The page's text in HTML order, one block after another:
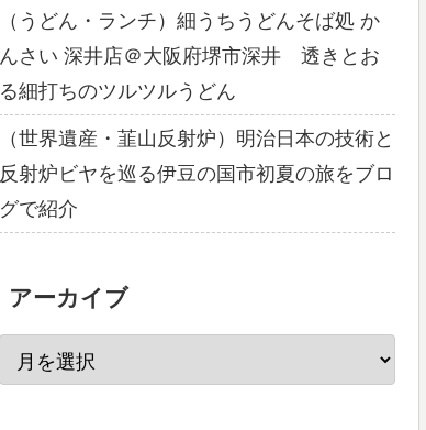
（うどん・ランチ）細うちうどんそば処 か
んさい 深井店＠大阪府堺市深井 透きとお
る細打ちのツルツルうどん
（世界遺産・韮山反射炉）明治日本の技術と
反射炉ビヤを巡る伊豆の国市初夏の旅をブロ
グで紹介
アーカイブ